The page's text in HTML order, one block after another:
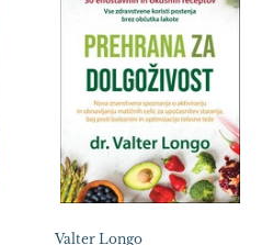
Valter Longo